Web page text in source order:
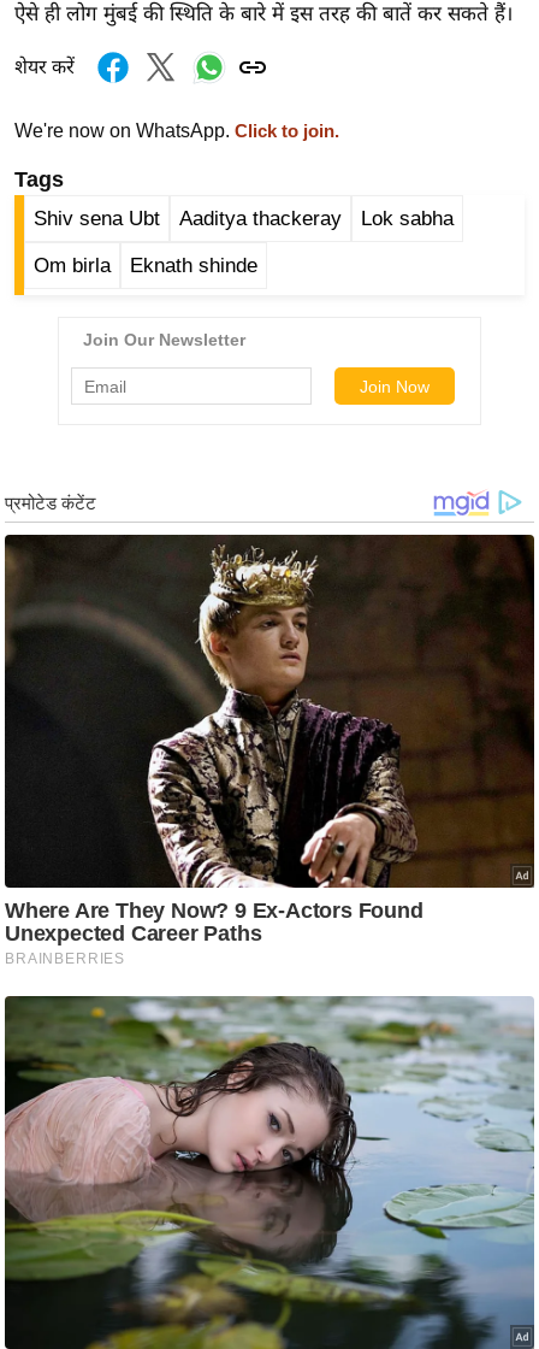
ज
ज
त
बॉ
ली
ड
स
मी
B
r
e
w
s
स्टा
इ
ल
टे
क्नॉ
लॉ
जी
ऐसे ही लोग मुंबई की स्थिति के बारे में इस तरह की बातें कर सकते हैं।
शेयर करें
We're now on WhatsApp. Click to join.
Tags
Shiv sena Ubt Aaditya thackeray Lok sabha
Om birla Eknath shinde